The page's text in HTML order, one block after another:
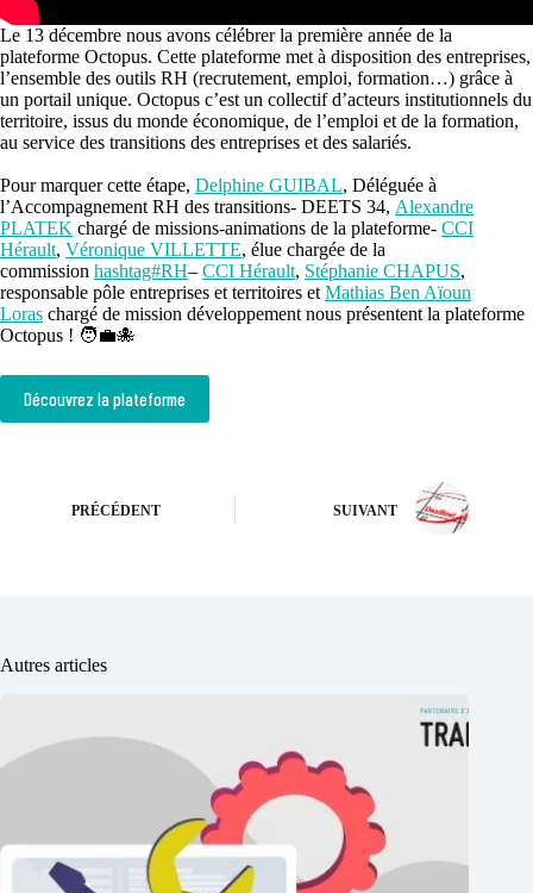
Le 13 décembre nous avons célébrer la première année de la
plateforme Octopus. Cette plateforme met à disposition des entreprises,
l’ensemble des outils RH (recrutement, emploi, formation…) grâce à
un portail unique. Octopus c’est un collectif d’acteurs institutionnels du
territoire, issus du monde économique, de l’emploi et de la formation,
au service des transitions des entreprises et des salariés.
Pour marquer cette étape, Delphine GUIBAL, Déléguée à
l’Accompagnement RH des transitions- DEETS 34, Alexandre
PLATEK chargé de missions-animations de la plateforme- CCI
Hérault, Véronique VILLETTE, élue chargée de la
commission hashtag#RH– CCI Hérault, Stéphanie CHAPUS,
responsable pôle entreprises et territoires et Mathias Ben Aïoun
Loras chargé de mission développement nous présentent la plateforme
Octopus ! 🧑‍💼🐙
Découvrez la plateforme
PRÉCÉDENT SUIVANT
Autres articles